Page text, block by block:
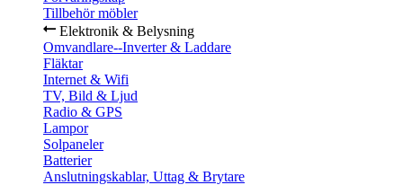
Tillbehör möbler
Elektronik & Belysning
Omvandlare--Inverter & Laddare
Fläktar
Internet & Wifi
TV, Bild & Ljud
Radio & GPS
Lampor
Solpaneler
Batterier
Anslutningskablar, Uttag & Brytare